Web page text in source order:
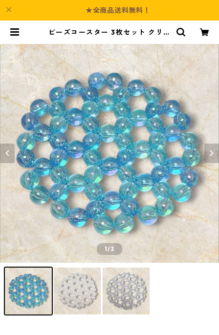
★全商品送料無料！
ビーズコースター 3枚セット クリア
クリルビーズ s43 | Culture-Boot
h
1/3